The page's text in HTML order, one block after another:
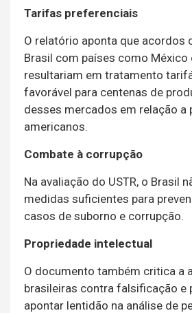
Tarifas preferenciais
O relatório aponta que acordos
Brasil com países como México
resultariam em tratamento
favorável para centenas de
desses mercados em relação a
americanos.
Combate à corrupção
Na avaliação do USTR, o Brasil
medidas suficientes para
casos de suborno e corrupção.
Propriedade intelectual
O documento também critica a
brasileiras contra falsificação e
apontar lentidão na análise de